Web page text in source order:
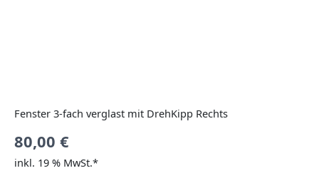
Fenster 3-fach verglast mit DrehKipp Rechts
80,00 €
inkl. 19 % MwSt.*